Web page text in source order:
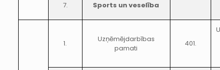
7. Sports un veselība
1.
Uzņēmējdarbības
pamati
401.